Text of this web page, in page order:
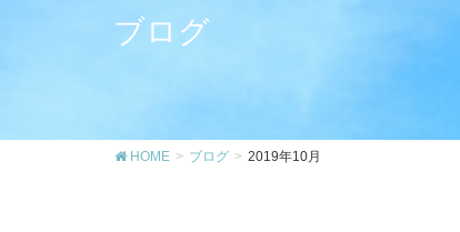
ブログ
HOME ブログ 2019年10月